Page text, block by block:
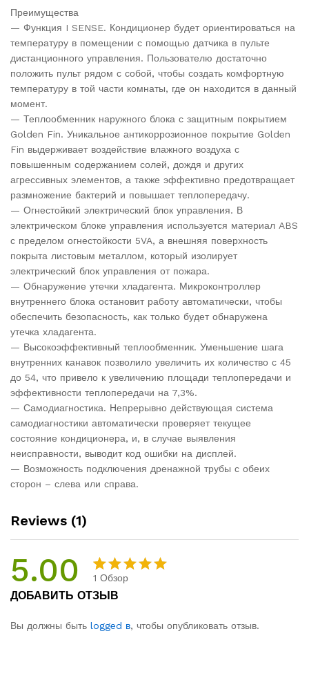
Преимущества
— Функция I SENSE. Кондиционер будет ориентироваться на
температуру в помещении с помощью датчика в пульте
дистанционного управления. Пользователю достаточно
положить пульт рядом с собой, чтобы создать комфортную
температуру в той части комнаты, где он находится в данный
момент.
— Теплообменник наружного блока с защитным покрытием
Golden Fin. Уникальное антикоррозионное покрытие Golden
Fin выдерживает воздействие влажного воздуха с
повышенным содержанием солей, дождя и других
агрессивных элементов, а также эффективно предотвращает
размножение бактерий и повышает теплопередачу.
— Огнестойкий электрический блок управления. В
электрическом блоке управления используется материал ABS
с пределом огнестойкости 5VA, а внешняя поверхность
покрыта листовым металлом, который изолирует
электрический блок управления от пожара.
— Обнаружение утечки хладагента. Микроконтроллер
внутреннего блока остановит работу автоматически, чтобы
обеспечить безопасность, как только будет обнаружена
утечка хладагента.
— Высокоэффективный теплообменник. Уменьшение шага
внутренних канавок позволило увеличить их количество с 45
до 54, что привело к увеличению площади теплопередачи и
эффективности теплопередачи на 7,3%.
— Самодиагностика. Непрерывно действующая система
самодиагностики автоматически проверяет текущее
состояние кондиционера, и, в случае выявления
неисправности, выводит код ошибки на дисплей.
— Возможность подключения дренажной трубы с обеих
сторон – слева или справа.
Reviews (1)
5.00 Rated
out of 5
based on
1
1 Обзор
ДОБАВИТЬ ОТЗЫВ
Вы должны быть logged в, чтобы опубликовать отзыв.